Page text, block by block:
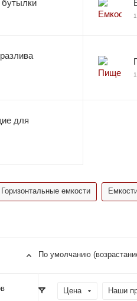
для
Горизонтальные емкости
По умолчанию
Цена Наши